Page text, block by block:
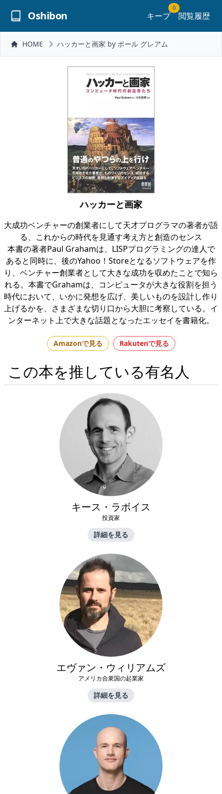
Oshibon キープ
0
閲覧履歴
HOME ハッカーと画家 by ポール グレアム
ハッカーと画家
大成功ベンチャーの創業者にして天才プログラマの著者が語
る、これからの時代を見通す考え方と創造のセンス
本書の著者Paul Grahamは、LISPプログラミングの達人で
あると同時に、後のYahoo！Storeとなるソフトウェアを作
り、ベンチャー創業者として大きな成功を収めたことで知ら
れる。本書でGrahamは、コンピュータが大きな役割を担う
時代において、いかに発想を広げ、美しいものを設計し作り
上げるかを、さまざまな切り口から大胆に考察している。イ
ンターネット上で大きな話題となったエッセイを書籍化。
Amazonで見る Rakutenで見る
この本を推している有名人
キース・ラボイス
投資家
詳細を見る
エヴァン・ウィリアムズ
アメリカ合衆国の起業家
詳細を見る